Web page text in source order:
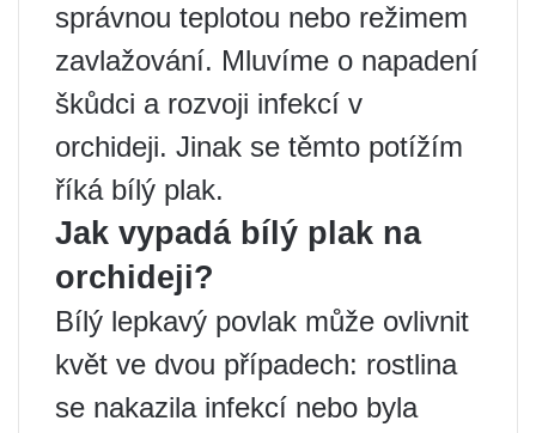
správnou teplotou nebo režimem
zavlažování. Mluvíme o napadení
škůdci a rozvoji infekcí v
orchideji. Jinak se těmto potížím
říká bílý plak.
Jak vypadá bílý plak na
orchideji?
Bílý lepkavý povlak může ovlivnit
květ ve dvou případech: rostlina
se nakazila infekcí nebo byla